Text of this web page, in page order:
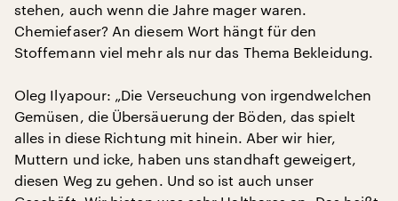
stehen, auch wenn die Jahre mager waren.
Chemiefaser? An diesem Wort hängt für den
Stoffemann viel mehr als nur das Thema Bekleidung.
Oleg Ilyapour: „Die Verseuchung von irgendwelchen
Gemüsen, die Übersäuerung der Böden, das spielt
alles in diese Richtung mit hinein. Aber wir hier,
Muttern und icke, haben uns standhaft geweigert,
diesen Weg zu gehen. Und so ist auch unser